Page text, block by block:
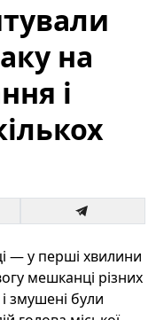
на
і
— у перші хвилини
мешканці різних
змушені були